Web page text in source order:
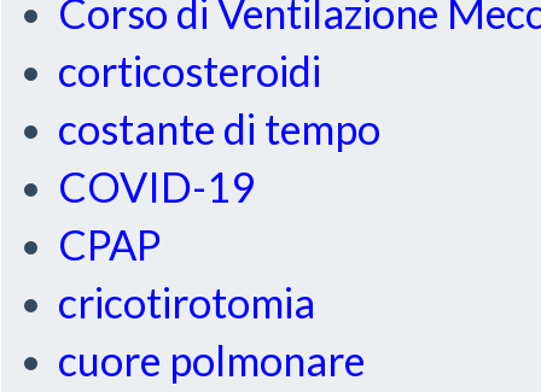
Corso di Ventilazione
corticosteroidi
costante di tempo
COVID-19
CPAP
cricotirotomia
cuore polmonare